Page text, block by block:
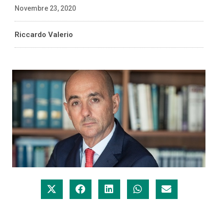
Novembre 23, 2020
Riccardo Valerio